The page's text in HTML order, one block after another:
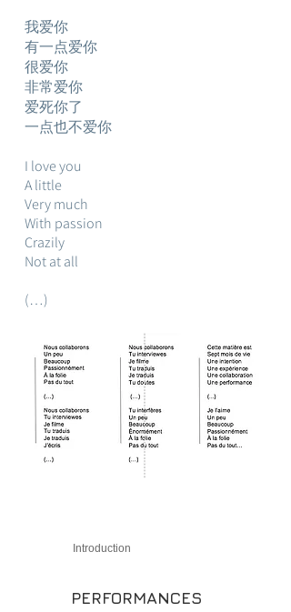
我爱你
有一点爱你
很爱你
非常爱你
爱死你了
一点也不爱你
I love you
A little
Very much
With passion
Crazily
Not at all
(…)
Introduction
PERFORMANCES